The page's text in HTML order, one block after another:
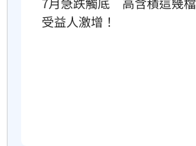
受益人激增！